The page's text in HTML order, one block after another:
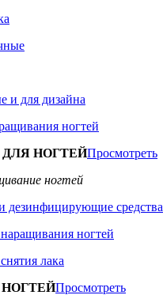
и для дизайна
ногтей
НОГТЕЙПросмотреть
ногтей
дезинфицирующие средства
ногтей
лака
Просмотреть